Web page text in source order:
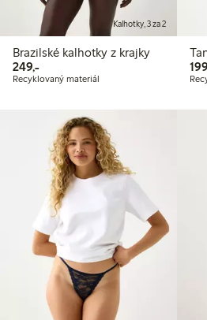
Kalhotky, 3 za 2
Brazilské kalhotky z krajky
249,-249,00 Kč
Recyklovaný materiál